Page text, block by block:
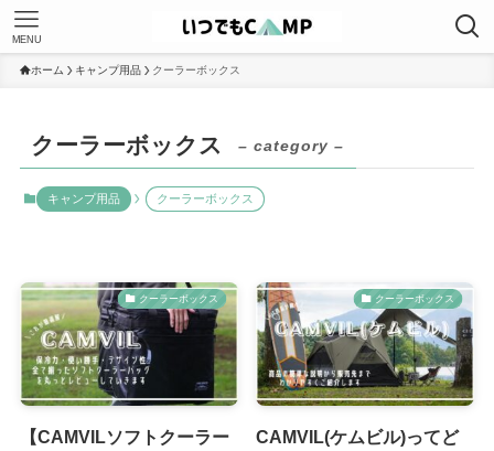
MENU
ホーム キャンプ用品 クーラーボックス
クーラーボックス – category –
キャンプ用品 クーラーボックス
クーラーボックス
【CAMVILソフトクーラー
クーラーボックス
CAMVIL(ケムビル)ってど